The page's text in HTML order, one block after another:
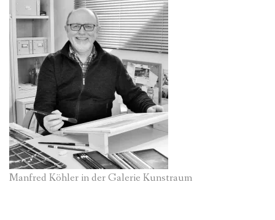
Manfred Köhler in der Galerie Kunstraum